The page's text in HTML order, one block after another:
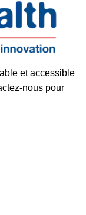
et accessible
nous pour